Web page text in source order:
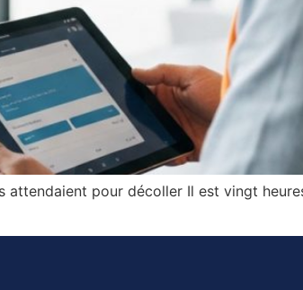
pour décoller Il est vingt